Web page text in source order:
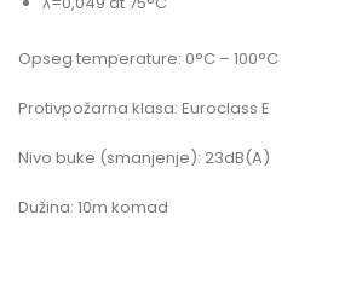
Opseg temperature: 0°C – 100°C
Protivpožarna klasa: Euroclass E
Nivo buke (smanjenje): 23dB(A)
Dužina: 10m komad